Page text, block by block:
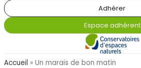
Adhérer
Espace adhérent
Accueil » Un marais de bon matin